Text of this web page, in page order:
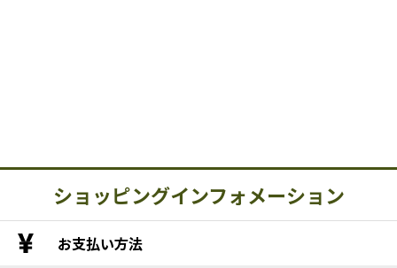
ショッピングインフォメーション
お支払い方法